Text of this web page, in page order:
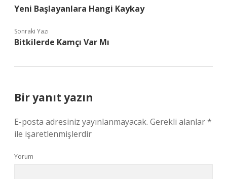
Yeni Başlayanlara Hangi Kaykay
Sonraki Yazı
Bitkilerde Kamçı Var Mı
Bir yanıt yazın
E-posta adresiniz yayınlanmayacak. Gerekli alanlar*
ile işaretlenmişlerdir
Yorum